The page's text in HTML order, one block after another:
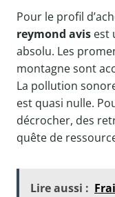
Pour le profil
reymond avis est
absolu. Les
montagne sont
La pollution
est quasi nulle.
décrocher, des
quête de
Lire aussi :